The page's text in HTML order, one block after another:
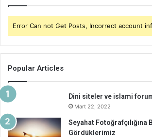
Error Can not Get Posts, Incorrect account
Popular Articles
Dini siteler ve islami
Mart 22, 2022
Seyahat Fotoğrafçılığına
Gördüklerimiz